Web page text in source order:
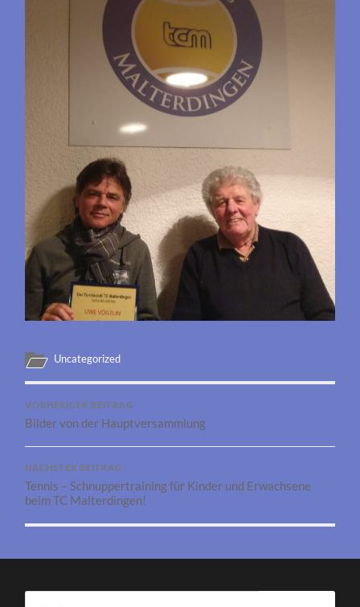
Uncategorized
VORHERIGER BEITRAG
Bilder von der Hauptversammlung
NÄCHSTER BEITRAG
Tennis – Schnuppertraining für Kinder und Erwachsene
beim TC Malterdingen!